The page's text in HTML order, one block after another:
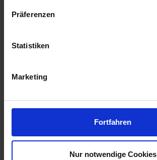
Präferenzen
Statistiken
Marketing
Fortfahren
Nur notwendige Cookies